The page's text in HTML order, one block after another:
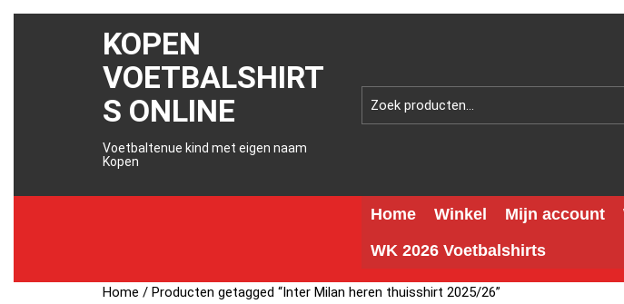
KOPEN
VOETBALSHIRT
S ONLINE
Voetbaltenue kind met eigen naam
Kopen
Home Winkel Mijn account
WK 2026 Voetbalshirts
Home / Producten getagged “Inter Milan heren thuisshirt 2025/26”